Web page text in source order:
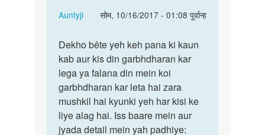
Auntyji
सोम, 10/16/2017 - 01:08 पूर्वान्ह
In
to
pregnancy
ke
liye
sex
ka
shi
Dekho
bête
yeh
keh
pana
ki…
Dekho bête yeh keh pana ki kaun
kab aur kis din garbhdharan kar
lega ya falana din mein koi
garbhdharan kar leta hai zara
mushkil hai kyunki yeh har kisi ke
liye alag hai. Iss baare mein aur
jyada detail mein yah padhiye: